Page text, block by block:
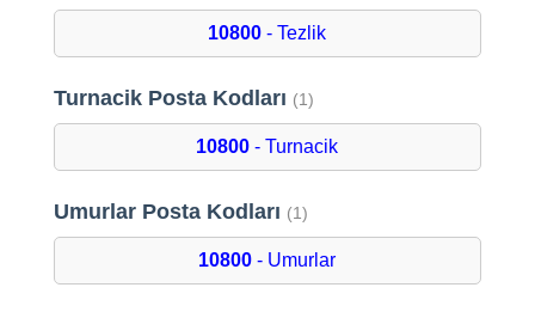
10800 - Tezlik
Turnacik Posta Kodları (1)
10800 - Turnacik
Umurlar Posta Kodları (1)
10800 - Umurlar